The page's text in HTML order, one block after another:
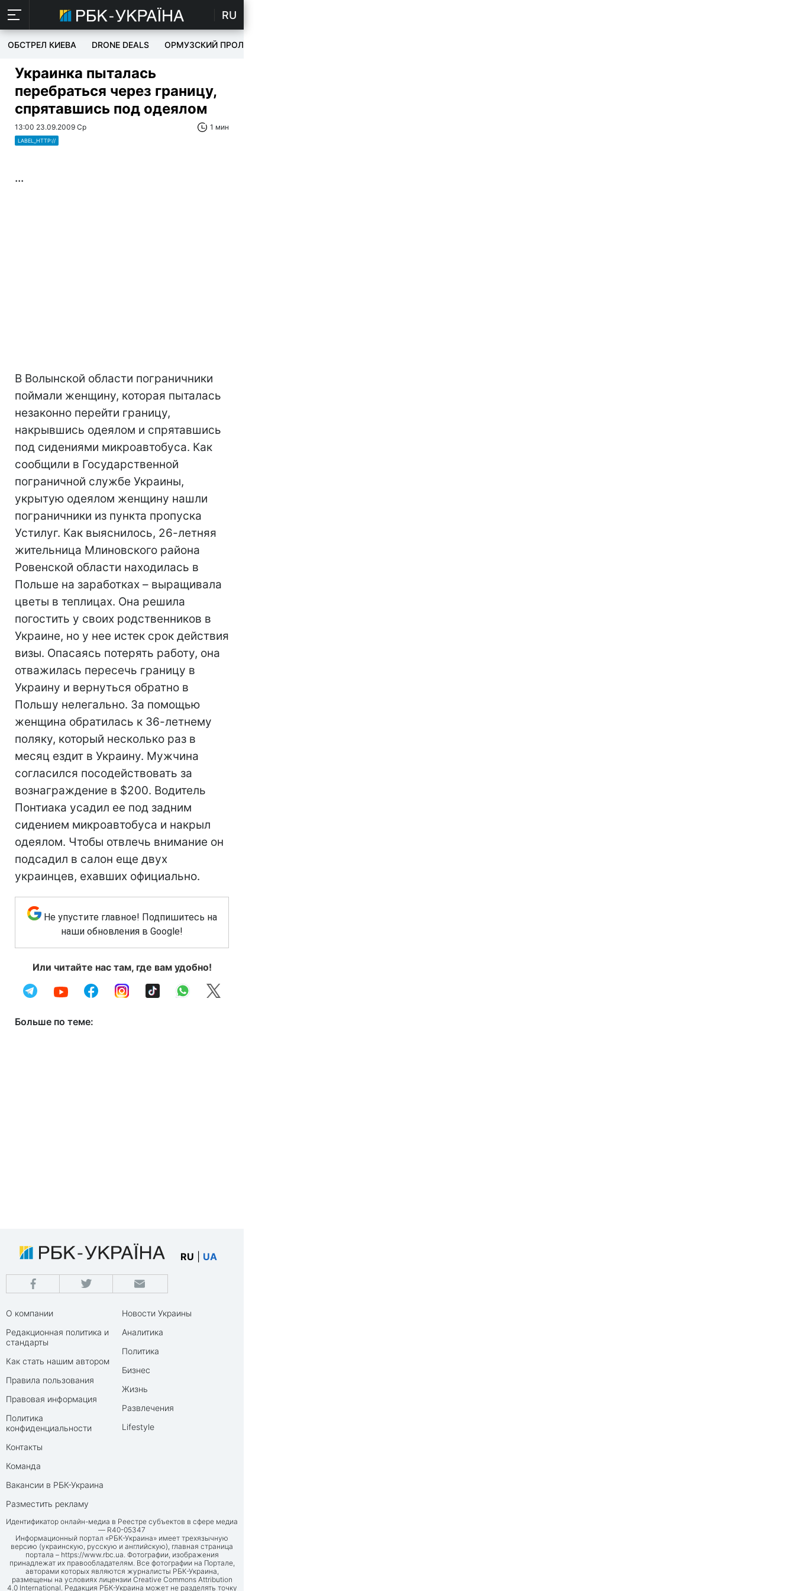
RU
ОБСТРЕЛ КИЕВА DRONE DEALS ОРМУЗСКИЙ ПРОЛИВ
Украинка пыталась
перебраться через границу,
спрятавшись под одеялом
13:00 23.09.2009 Ср 1 мин
LABEL_HTTP://
...
В Волынской области пограничники
поймали женщину, которая пыталась
незаконно перейти границу,
накрывшись одеялом и спрятавшись
под сидениями микроавтобуса. Как
сообщили в Государственной
пограничной службе Украины,
укрытую одеялом женщину нашли
пограничники из пункта пропуска
Устилуг. Как выяснилось, 26-летняя
жительница Млиновского района
Ровенской области находилась в
Польше на заработках – выращивала
цветы в теплицах. Она решила
погостить у своих родственников в
Украине, но у нее истек срок действия
визы. Опасаясь потерять работу, она
отважилась пересечь границу в
Украину и вернуться обратно в
Польшу нелегально. За помощью
женщина обратилась к 36-летнему
поляку, который несколько раз в
месяц ездит в Украину. Мужчина
согласился посодействовать за
вознаграждение в $200. Водитель
Понтиака усадил ее под задним
сидением микроавтобуса и накрыл
одеялом. Чтобы отвлечь внимание он
подсадил в салон еще двух
украинцев, ехавших официально.
Не упустите главное! Подпишитесь на
наши обновления в Google!
Или читайте нас там, где вам удобно!
Больше по теме:
RU UA
О компании
Редакционная политика и
стандарты
Как стать нашим автором
Правила пользования
Правовая информация
Политика
конфиденциальности
Контакты
Команда
Вакансии в РБК-Украина
Разместить рекламу
Новости Украины
Аналитика
Политика
Бизнес
Жизнь
Развлечения
Lifestyle
Идентификатор онлайн-медиа в Реестре субъектов в сфере медиа
— R40-05347
Информационный портал «РБК-Украина» имеет трехязычную
версию (украинскую, русскую и английскую), главная страница
портала – https://www.rbc.ua. Фотографии, изображения
принадлежат их правообладателям. Все фотографии на Портале,
авторами которых являются журналисты РБК-Украина,
размещены на условиях лицензии Creative Commons Attribution
4.0 International. Редакция РБК-Украина может не разделять точку